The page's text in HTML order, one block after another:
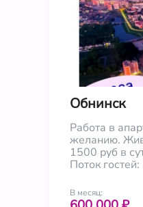
Обнинск
Работа в
желанию.
1500 руб в
Поток
В месяц: